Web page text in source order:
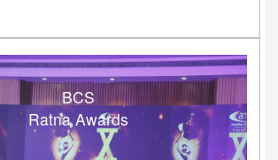
BCS
Ratna Awards